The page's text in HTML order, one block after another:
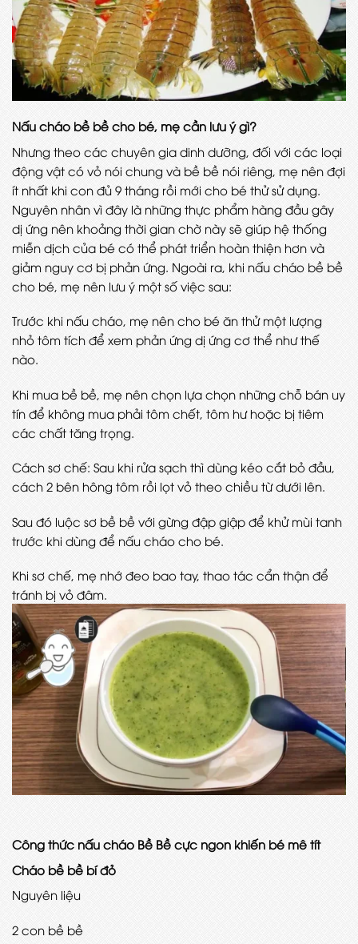
Nấu cháo bề bề cho bé, mẹ cần lưu ý gì?
Nhưng theo các chuyên gia dinh dưỡng, đối với các loại
động vật có vỏ nói chung và bề bề nói riêng, mẹ nên đợi
ít nhất khi con đủ 9 tháng rồi mới cho bé thử sử dụng.
Nguyên nhân vì đây là những thực phẩm hàng đầu gây
dị ứng nên khoảng thời gian chờ này sẽ giúp hệ thống
miễn dịch của bé có thể phát triển hoàn thiện hơn và
giảm nguy cơ bị phản ứng. Ngoài ra, khi nấu cháo bề bề
cho bé, mẹ nên lưu ý một số việc sau:
Trước khi nấu cháo, mẹ nên cho bé ăn thử một lượng
nhỏ tôm tích để xem phản ứng dị ứng cơ thể như thế
nào.
Khi mua bề bề, mẹ nên chọn lựa chọn những chỗ bán uy
tín để không mua phải tôm chết, tôm hư hoặc bị tiêm
các chất tăng trọng.
Cách sơ chế: Sau khi rửa sạch thì dùng kéo cắt bỏ đầu,
cách 2 bên hông tôm rồi lọt vỏ theo chiều từ dưới lên.
Sau đó luộc sơ bề bề với gừng đập giập để khử mùi tanh
trước khi dùng để nấu cháo cho bé.
Khi sơ chế, mẹ nhớ đeo bao tay, thao tác cẩn thận để
tránh bị vỏ đâm.
Công thức nấu cháo Bề Bề cực ngon khiến bé mê tít
Cháo bề bề bí đỏ
Nguyên liệu
2 con bề bề